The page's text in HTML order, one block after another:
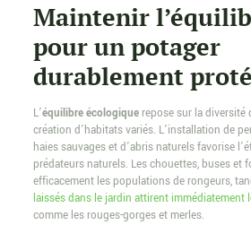
Maintenir
pour un potager
durablement
L’équilibre écologiquerepose sur la diversité
création d’habitats variés. L’installation de
haies sauvages et d’abris naturels favorise
prédateurs naturels. Les chouettes, buses et
efficacement les populations de rongeurs,
laissés dans le jardin attirent immédiatement
comme les rouges-gorges et merles.